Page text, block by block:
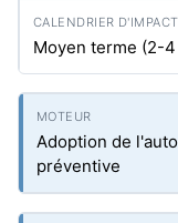
Moyen terme (2-4
Adoption de
préventive